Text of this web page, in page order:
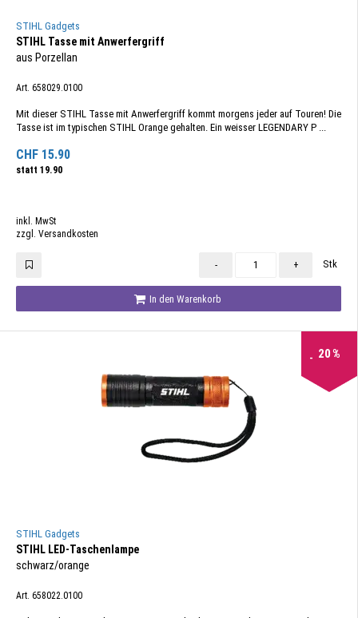
STIHL Gadgets
STIHL Tasse mit Anwerfergriff
aus Porzellan
Art. 658029.0100
Mit dieser STIHL Tasse mit Anwerfergriff kommt morgens jeder auf Touren! Die
Tasse ist im typischen STIHL Orange gehalten. Ein weisser LEGENDARY P ...
CHF 15.90
statt 19.90
inkl. MwSt
zzgl. Versandkosten
- + Stk
In den Warenkorb
20%
STIHL Gadgets
STIHL LED-Taschenlampe
schwarz/orange
Art. 658022.0100